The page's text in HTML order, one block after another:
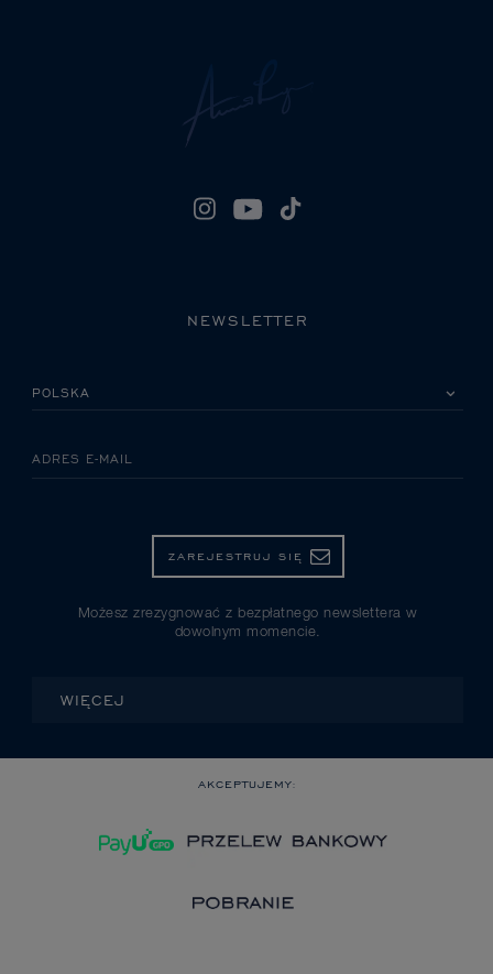
NEWSLETTER
ADRES E-MAIL
ZAREJESTRUJ SIĘ
Możesz zrezygnować z bezpłatnego newslettera w
dowolnym momencie.
WIĘCEJ
AKCEPTUJEMY: